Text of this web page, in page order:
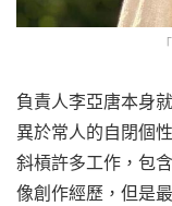
負責人李亞唐本身
異於常人的自閉個
斜槓許多工作，包
像創作經歷，但是